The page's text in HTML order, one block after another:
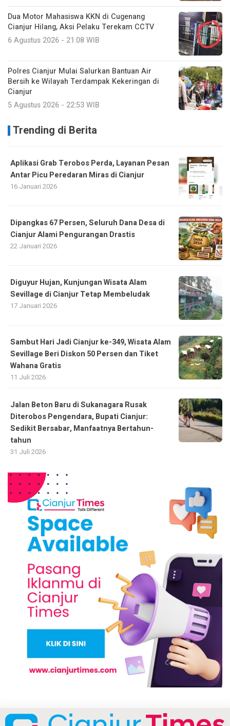
Dua Motor Mahasiswa KKN di Cugenang
Cianjur Hilang, Aksi Pelaku Terekam CCTV
6 Agustus 2026 - 21:08 WIB
Polres Cianjur Mulai Salurkan Bantuan Air
Bersih ke Wilayah Terdampak Kekeringan di
Cianjur
5 Agustus 2026 - 22:53 WIB
Trending di Berita
Aplikasi Grab Terobos Perda, Layanan Pesan
Antar Picu Peredaran Miras di Cianjur
16 Januari 2026
Dipangkas 67 Persen, Seluruh Dana Desa di
Cianjur Alami Pengurangan Drastis
22 Januari 2026
Diguyur Hujan, Kunjungan Wisata Alam
Sevillage di Cianjur Tetap Membeludak
17 Januari 2026
Sambut Hari Jadi Cianjur ke-349, Wisata Alam
Sevillage Beri Diskon 50 Persen dan Tiket
Wahana Gratis
11 Juli 2026
Jalan Beton Baru di Sukanagara Rusak
Diterobos Pengendara, Bupati Cianjur:
Sedikit Bersabar, Manfaatnya Bertahun-
tahun
31 Juli 2026